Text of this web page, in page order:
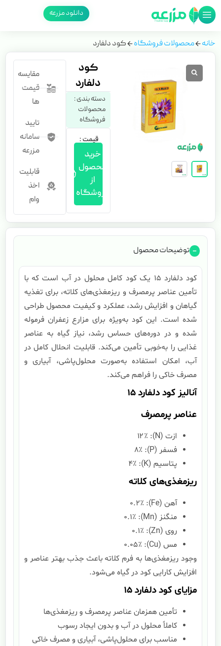
دانلود مزرعه
خانه محصولات فروشگاه کود دلفارد
کود
دلفارد
دسته بندی :
محصولات
فروشگاه
قیمت :
خرید
محصول
از
فروشگاه
مقایسه
قیمت
ها
تایید
سامانه
مزرعه
قابلیت
اخذ
وام
توضیحات محصول
کود دلفارد ۱۵ یک کود کامل محلول در آب است که با
تأمین عناصر پرمصرف و ریزمغذی‌های کلاته، برای تغذیه
گیاهان و افزایش رشد، عملکرد و کیفیت محصول طراحی
شده است. این کود به‌ویژه برای مزارع زعفران فرموله
شده و در دوره‌های حساس رشد، نیاز گیاه به عناصر
غذایی را به‌خوبی تأمین می‌کند. قابلیت انحلال کامل در
آب، امکان استفاده به‌صورت محلول‌پاشی، آبیاری و
مصرف خاکی را فراهم می‌کند.
آنالیز کود دلفارد ۱۵
عناصر پرمصرف
ازت (N): ۱۲٪
فسفر (P): ۸٪
پتاسیم (K): ۴٪
ریزمغذی‌های کلاته
آهن (Fe): ۰.۲٪
منگنز (Mn): ۰.۱٪
روی (Zn): ۰.۱٪
مس (Cu): ۰.۰۵٪
وجود ریزمغذی‌ها به فرم کلاته باعث جذب بهتر عناصر و
افزایش کارایی کود در گیاه می‌شود.
مزایای کود دلفارد ۱۵
تأمین همزمان عناصر پرمصرف و ریزمغذی‌ها
کاملاً محلول در آب و بدون ایجاد رسوب
مناسب برای محلول‌پاشی، آبیاری و مصرف خاکی